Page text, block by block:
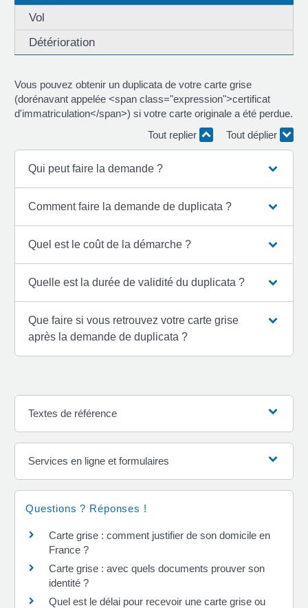
Vol
Détérioration
Vous pouvez obtenir un duplicata de votre carte grise
(dorénavant appelée <span class="expression">certificat
d'immatriculation</span>) si votre carte originale a été perdue.
Tout replier
Tout déplier
Qui peut faire la demande ?
Comment faire la demande de duplicata ?
Quel est le coût de la démarche ?
Quelle est la durée de validité du duplicata ?
Que faire si vous retrouvez votre carte grise
après la demande de duplicata ?
Textes de référence
Services en ligne et formulaires
Questions ? Réponses !
Carte grise : comment justifier de son domicile en
France ?
Carte grise : avec quels documents prouver son
identité ?
Quel est le délai pour recevoir une carte grise ou